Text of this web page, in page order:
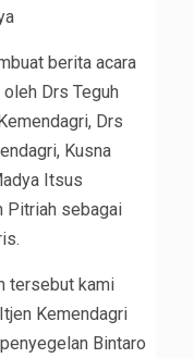
berita acara
Drs Teguh
Drs
Kusna
Itsus
Pitriah sebagai
tersebut kami
Kemendagri
Bintaro